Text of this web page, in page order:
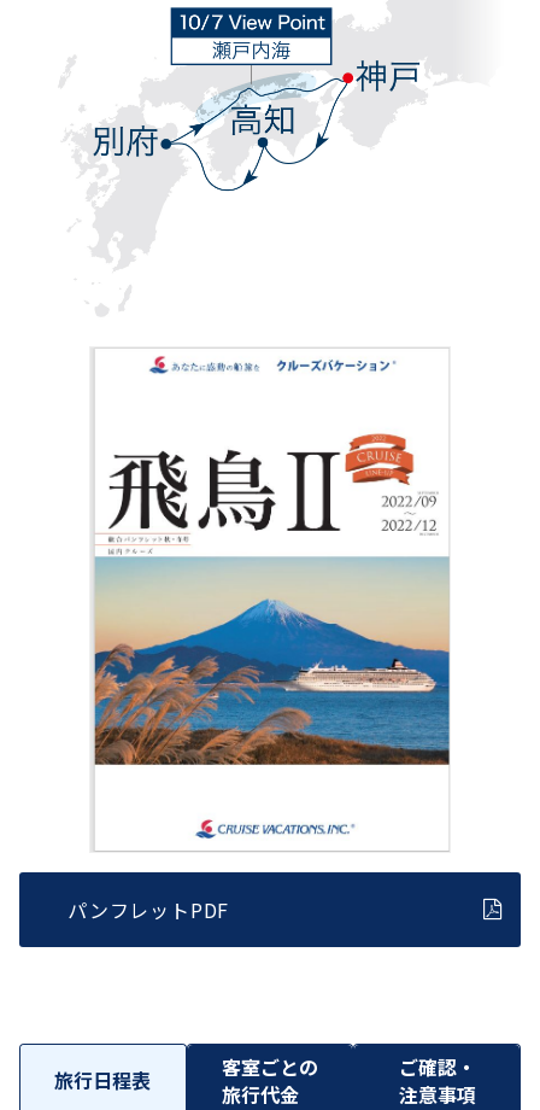
パンフレットPDF
旅行日程表
客室ごとの
旅行代金
ご確認・
注意事項